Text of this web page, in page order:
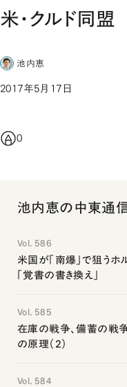
米・クルド同盟
池内恵
2017年5月17日
0
池内恵の中東通
Vol. 586
米国が「南爆」で狙う
「覚書の書き換え」
Vol. 585
在庫の戦争、備蓄の
の原理（2）
Vol. 584